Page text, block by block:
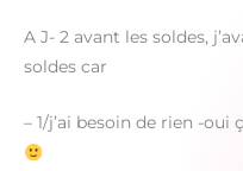
A J- 2 avant les soldes,
soldes car
– 1/j’ai besoin de rien -oui